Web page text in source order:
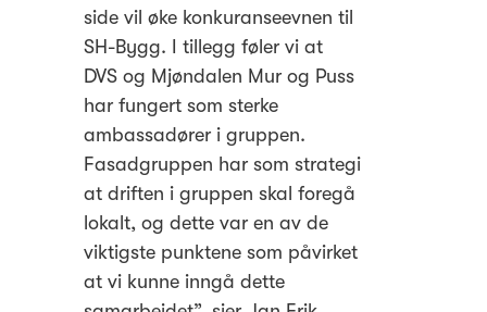
side vil øke konkuranseevnen til
SH-Bygg. I tillegg føler vi at
DVS og Mjøndalen Mur og Puss
har fungert som sterke
ambassadører i gruppen.
Fasadgruppen har som strategi
at driften i gruppen skal foregå
lokalt, og dette var en av de
viktigste punktene som påvirket
at vi kunne inngå dette